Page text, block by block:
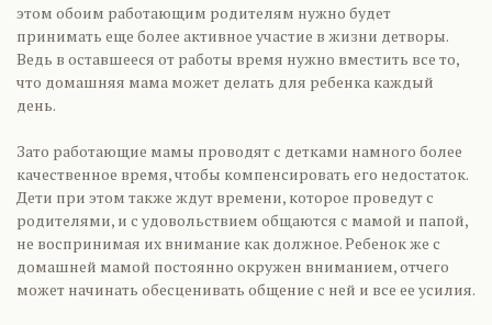
этом обоим работающим родителям нужно будет
принимать еще более активное участие в жизни детворы.
Ведь в оставшееся от работы время нужно вместить все то,
что домашняя мама может делать для ребенка каждый
день.
Зато работающие мамы проводят с детками намного более
качественное время, чтобы компенсировать его недостаток.
Дети при этом также ждут времени, которое проведут с
родителями, и с удовольствием общаются с мамой и папой,
не воспринимая их внимание как должное. Ребенок же с
домашней мамой постоянно окружен вниманием, отчего
может начинать обесценивать общение с ней и все ее усилия.